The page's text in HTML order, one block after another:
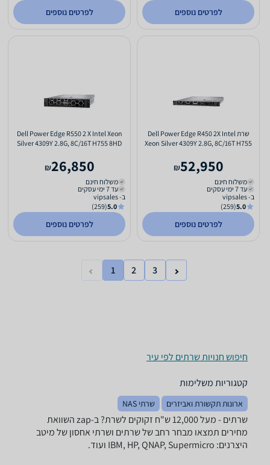
לפרטים נוספים לפרטים נוספים
שרת Dell Power Edge R450 2X Intel
Xeon Silver 4309Y 2.8G, 8C/16T H755
52,950
₪
משלוח חינם
עד 7 ימי עסקים
ב- vipsales
5.0
(259)
לפרטים נוספים
Dell Power Edge R550 2 X Intel Xeon
Silver 4309Y 2.8G, 8C/16T H755 8HD
26,850
₪
משלוח חינם
עד 7 ימי עסקים
ב- vipsales
5.0
(259)
לפרטים נוספים
1 2 3
חיפוש חנויות שרתים לפי עיר
קטגוריות משלימות
ארונות תקשורת ואביזרים שרתי NAS
שרתים - ‏מעל 12,000 ‏ש"ח זקוקים לשרת? ב-zap השוואת
מחירים תמצאו מבחר רחב של שרתים ושרתי אחסון של מיטב
היצרנים: IBM, HP, QNAP, Supermicro ועוד.